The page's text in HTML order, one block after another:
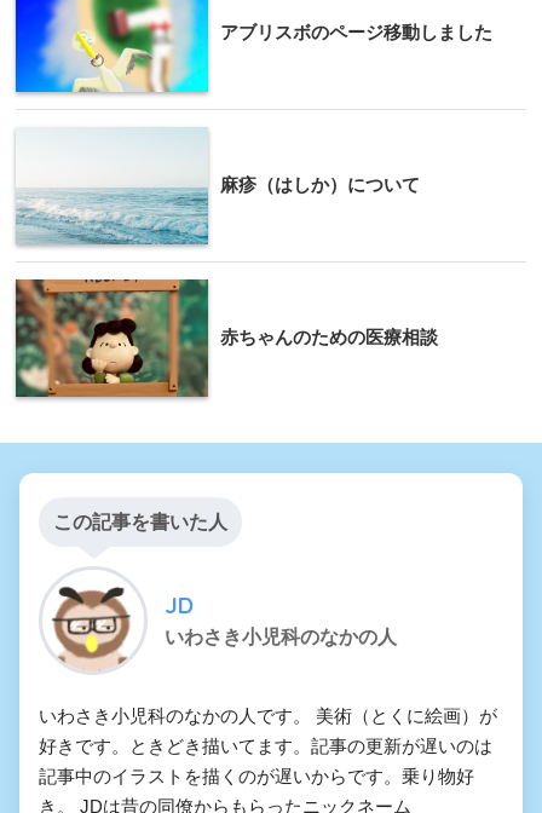
アブリスボのページ移動しました
麻疹（はしか）について
赤ちゃんのための医療相談
この記事を書いた人
JD
いわさき小児科のなかの人
いわさき小児科のなかの人です。 美術（とくに絵画）が
好きです。ときどき描いてます。記事の更新が遅いのは
記事中のイラストを描くのが遅いからです。乗り物好
き。 JDは昔の同僚からもらったニックネーム